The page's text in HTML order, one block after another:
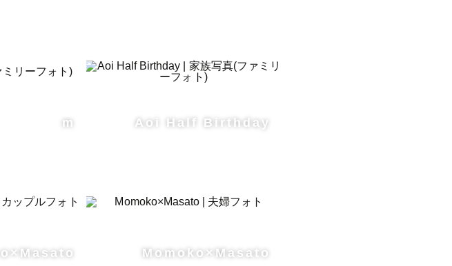
にご対応しております☺︎
と「ナチュラル」で主役を引き立
ことでゲスト様に最適な写真をお
m Aoi Half Birthday
Momoko×Masato